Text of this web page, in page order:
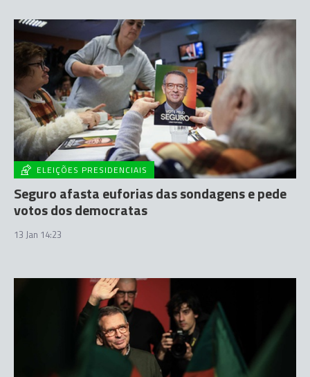
ELEIÇÕES PRESIDENCIAIS
Seguro afasta euforias das sondagens e pede
votos dos democratas
13 Jan 14:23